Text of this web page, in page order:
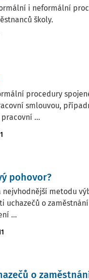
i neformální
školy.
procedury
smlouvou,
...
pohovor?
nejvhodnější metodu
uchazečů o
...
o